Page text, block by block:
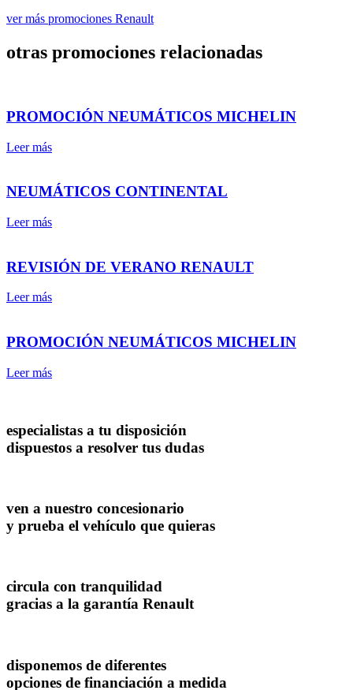
ver más promociones Renault
otras promociones relacionadas
PROMOCIÓN NEUMÁTICOS MICHELIN
Leer más
NEUMÁTICOS CONTINENTAL
Leer más
REVISIÓN DE VERANO RENAULT
Leer más
PROMOCIÓN NEUMÁTICOS MICHELIN
Leer más
especialistas a tu disposición
dispuestos a resolver tus dudas
ven a nuestro concesionario
y prueba el vehículo que quieras
circula con tranquilidad
gracias a la garantía Renault
disponemos de diferentes
opciones de financiación a medida